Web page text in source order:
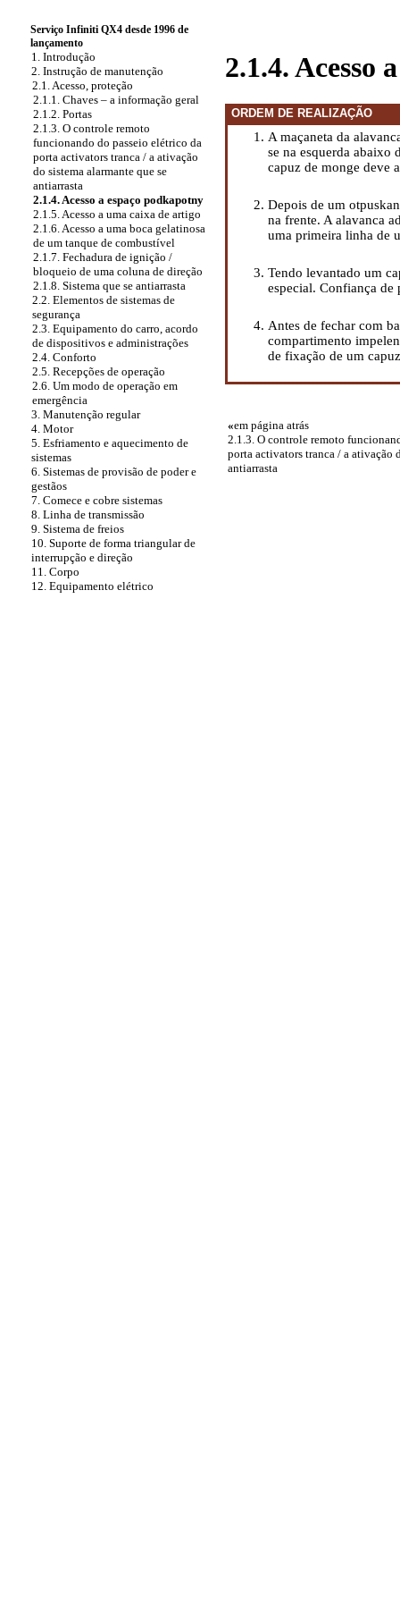
Serviço Infiniti QX4 desde 1996 de
lançamento
1. Introdução
2. Instrução de manutenção
2.1. Acesso, proteção
2.1.1. Chaves – a informação geral
2.1.2. Portas
2.1.3. O controle remoto
funcionando do passeio elétrico da
porta activators tranca / a ativação
do sistema alarmante que se
antiarrasta
2.1.4. Acesso a espaço podkapotny
2.1.5. Acesso a uma caixa de artigo
2.1.6. Acesso a uma boca gelatinosa
de um tanque de combustível
2.1.7. Fechadura de ignição /
bloqueio de uma coluna de direção
2.1.8. Sistema que se antiarrasta
2.2. Elementos de sistemas de
segurança
2.3. Equipamento do carro, acordo
de dispositivos e administrações
2.4. Conforto
2.5. Recepções de operação
2.6. Um modo de operação em
emergência
3. Manutenção regular
4. Motor
5. Esfriamento e aquecimento de
sistemas
6. Sistemas de provisão de poder e
gestãos
7. Comece e cobre sistemas
8. Linha de transmissão
9. Sistema de freios
10. Suporte de forma triangular de
interrupção e direção
11. Corpo
12. Equipamento elétrico
2.1.4. Acesso
ORDEM DE REALIZAÇÃO
A maçaneta da
se na esquerda abaixo
capuz de monge deve
Depois de um
na frente. A alavanca
uma primeira linha de
Tendo levantado um
especial. Confiança de
Antes de fechar com
compartimento
de fixação de um
«em página atrás
2.1.3. O controle remoto
porta activators tranca / a ativação
antiarrasta